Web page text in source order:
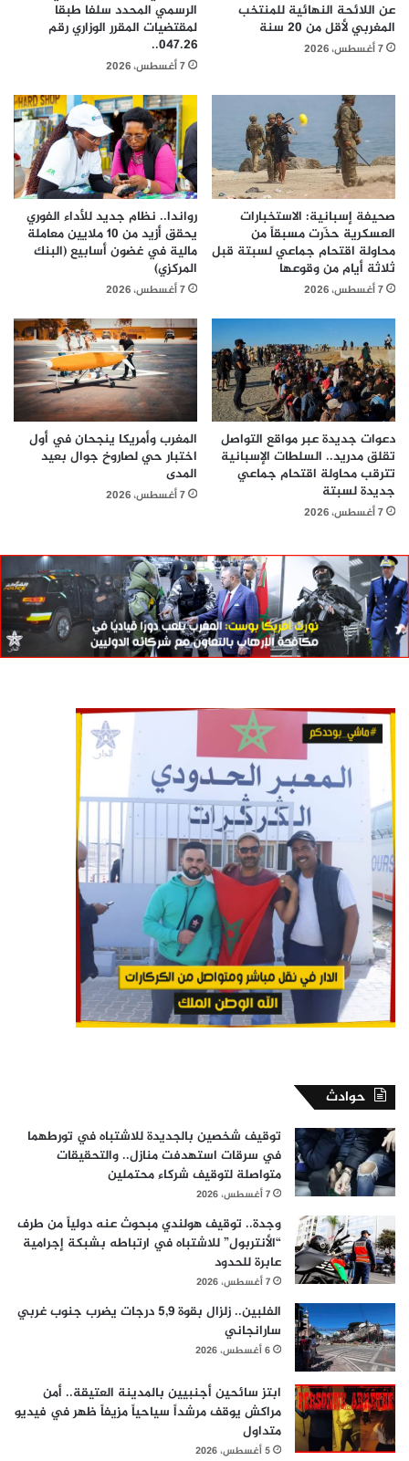
عن اللائحة النهائية للمنتخب
المغربي لأقل من 20 سنة
7 أغسطس، 2026
الرسمي المحدد سلفا طبقا
لمقتضیات المقرر الوزاري رقم
047.26..
7 أغسطس، 2026
صحيفة إسبانية: الاستخبارات
العسكرية حذّرت مسبقاً من
محاولة اقتحام جماعي لسبتة قبل
ثلاثة أيام من وقوعها
7 أغسطس، 2026
رواندا.. نظام جديد للأداء الفوري
يحقق أزيد من 10 ملايين معاملة
مالية في غضون أسابيع (البنك
المركزي)
7 أغسطس، 2026
دعوات جديدة عبر مواقع التواصل
تقلق مدريد.. السلطات الإسبانية
تترقب محاولة اقتحام جماعي
جديدة لسبتة
7 أغسطس، 2026
المغرب وأمريكا ينجحان في أول
اختبار حي لصاروخ جوال بعيد
المدى
7 أغسطس، 2026
حوادث
توقيف شخصين بالجديدة للاشتباه في تورطهما
في سرقات استهدفت منازل.. والتحقيقات
متواصلة لتوقيف شركاء محتملين
7 أغسطس، 2026
وجدة.. توقيف هولندي مبحوث عنه دولياً من طرف
“الأنتربول” للاشتباه في ارتباطه بشبكة إجرامية
عابرة للحدود
7 أغسطس، 2026
الفلبين.. زلزال بقوة 5,9 درجات يضرب جنوب غربي
سارانجاني
6 أغسطس، 2026
ابتز سائحين أجنبيين بالمدينة العتيقة.. أمن
مراكش يوقف مرشداً سياحياً مزيفاً ظهر في فيديو
متداول
5 أغسطس، 2026